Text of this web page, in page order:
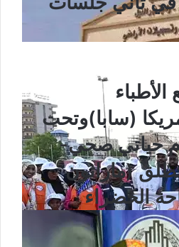
(سابا)وتحت
حياتي صحي-
(ماراثون
الخضراء